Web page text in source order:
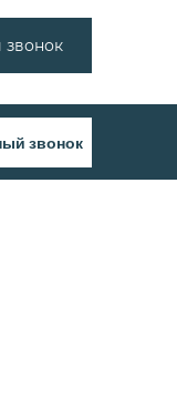
Обратный звонок
Обратный звонок